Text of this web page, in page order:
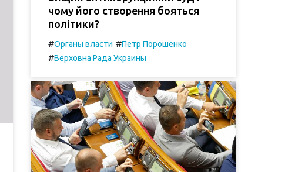
чому його створення бояться
політики?
#Органы власти #Петр Порошенко
#Верховна Рада Украины